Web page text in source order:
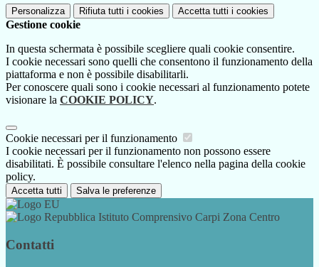
Personalizza Rifiuta tutti i cookies Accetta tutti i cookies
Gestione cookie
In questa schermata è possibile scegliere quali cookie consentire.
I cookie necessari sono quelli che consentono il funzionamento della
piattaforma e non è possibile disabilitarli.
Per conoscere quali sono i cookie necessari al funzionamento potete
visionare la COOKIE POLICY.
Cookie necessari per il funzionamento
I cookie necessari per il funzionamento non possono essere
disabilitati. È possibile consultare l'elenco nella pagina della cookie
policy.
Accetta tutti Salva le preferenze
Istituto Comprensivo Carpi Zona Centro
Contatti